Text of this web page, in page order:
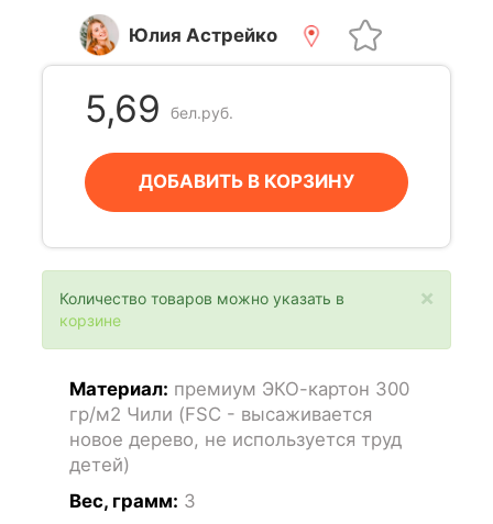
Юлия Астрейко
5,69 бел.руб.
ДОБАВИТЬ В КОРЗИНУ
×
Количество товаров можно указать в
корзине
Материал: премиум ЭКО-картон 300
гр/м2 Чили (FSC - высаживается
новое дерево, не используется труд
детей)
Вес, грамм: 3